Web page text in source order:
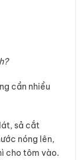
cần nhiều
sả cắt
nóng lên,
cho tôm vào.